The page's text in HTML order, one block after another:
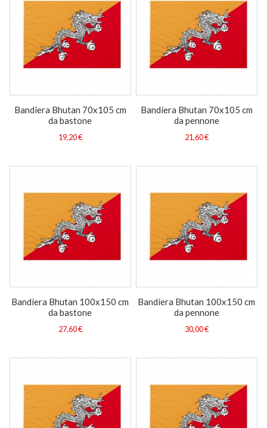
Bandiera Bhutan 70x105 cm
da bastone
19,20 €
Bandiera Bhutan 70x105 cm
da pennone
21,60 €
Bandiera Bhutan 100x150 cm
da bastone
27,60 €
Bandiera Bhutan 100x150 cm
da pennone
30,00 €